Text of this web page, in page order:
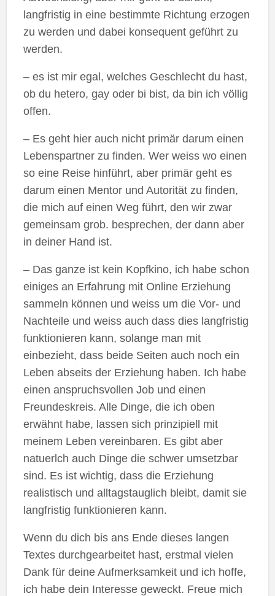
langfristig in eine bestimmte Richtung erzogen
zu werden und dabei konsequent geführt zu
werden.
– es ist mir egal, welches Geschlecht du hast,
ob du hetero, gay oder bi bist, da bin ich völlig
offen.
– Es geht hier auch nicht primär darum einen
Lebenspartner zu finden. Wer weiss wo einen
so eine Reise hinführt, aber primär geht es
darum einen Mentor und Autorität zu finden,
die mich auf einen Weg führt, den wir zwar
gemeinsam grob. besprechen, der dann aber
in deiner Hand ist.
– Das ganze ist kein Kopfkino, ich habe schon
einiges an Erfahrung mit Online Erziehung
sammeln können und weiss um die Vor- und
Nachteile und weiss auch dass dies langfristig
funktionieren kann, solange man mit
einbezieht, dass beide Seiten auch noch ein
Leben abseits der Erziehung haben. Ich habe
einen anspruchsvollen Job und einen
Freundeskreis. Alle Dinge, die ich oben
erwähnt habe, lassen sich prinzipiell mit
meinem Leben vereinbaren. Es gibt aber
natuerlch auch Dinge die schwer umsetzbar
sind. Es ist wichtig, dass die Erziehung
realistisch und alltagstauglich bleibt, damit sie
langfristig funktionieren kann.
Wenn du dich bis ans Ende dieses langen
Textes durchgearbeitet hast, erstmal vielen
Dank für deine Aufmerksamkeit und ich hoffe,
ich habe dein Interesse geweckt. Freue mich